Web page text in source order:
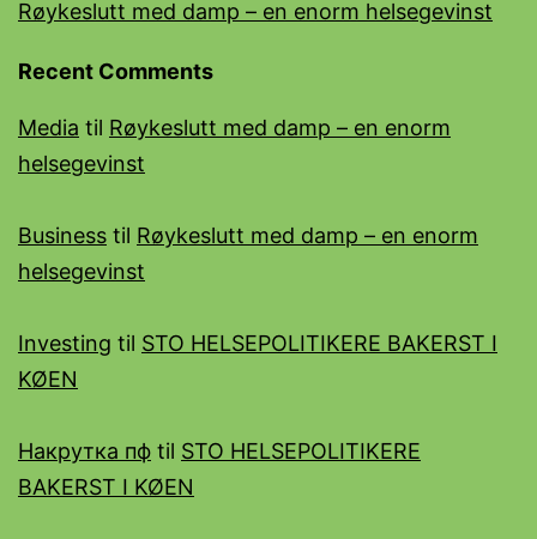
Røykeslutt med damp – en enorm helsegevinst
Recent Comments
Media til Røykeslutt med damp – en enorm
helsegevinst
Business til Røykeslutt med damp – en enorm
helsegevinst
Investing til STO HELSEPOLITIKERE BAKERST I
KØEN
Накрутка пф til STO HELSEPOLITIKERE
BAKERST I KØEN